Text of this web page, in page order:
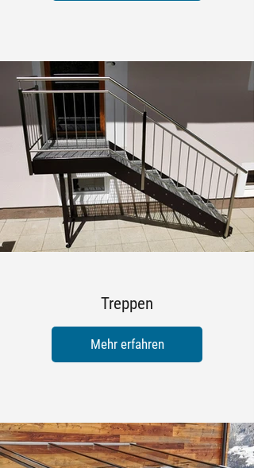
Treppen
Mehr erfahren